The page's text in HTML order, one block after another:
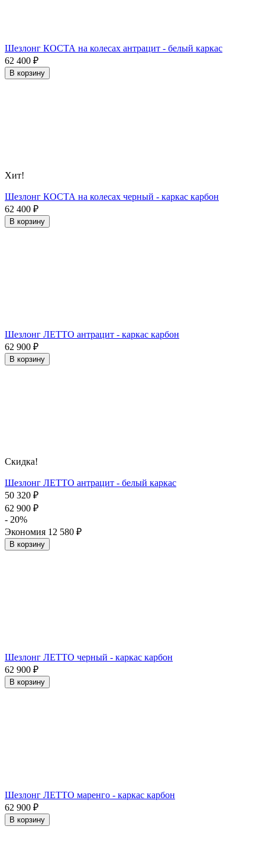
Шезлонг КОСТА на колесах антрацит - белый каркас
62 400 ₽
В корзину
Хит!
Шезлонг КОСТА на колесах черный - каркас карбон
62 400 ₽
В корзину
Шезлонг ЛЕТТО антрацит - каркас карбон
62 900 ₽
В корзину
Скидка!
Шезлонг ЛЕТТО антрацит - белый каркас
50 320 ₽
62 900 ₽
- 20%
Экономия 12 580 ₽
В корзину
Шезлонг ЛЕТТО черный - каркас карбон
62 900 ₽
В корзину
Шезлонг ЛЕТТО маренго - каркас карбон
62 900 ₽
В корзину